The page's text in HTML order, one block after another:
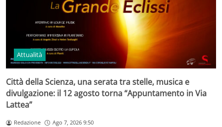
Attualità
Città della Scienza, una serata tra stelle, musica e
divulgazione: il 12 agosto torna “Appuntamento in Via
Lattea”
Redazione Ago 7, 2026 9:50